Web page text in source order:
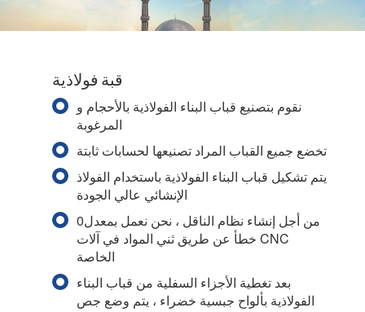
قبة فولاذية
نقوم بتصنيع قباب البناء الفولاذية بالأحجام و
المرغوبة
تخضع جميع القباب المراد تصنيعها لحسابات ثابتة
يتم تشكيل قباب البناء الفولاذية باستخدام الفولاذ
الإنشائي عالي الجودة
من أجل إنشاء نظام الناقل ، نحن نعمل بمعدل0
خطأ عن طريق ثني المواد في آلات CNC
الخاصة
بعد تغطية الأجزاء السفلية من قباب البناء
الفولاذية بألواح جبسية خضراء ، يتم وضع جص